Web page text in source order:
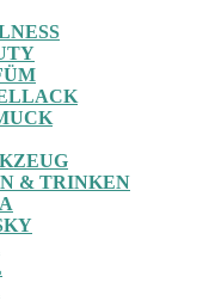
& TRINKEN